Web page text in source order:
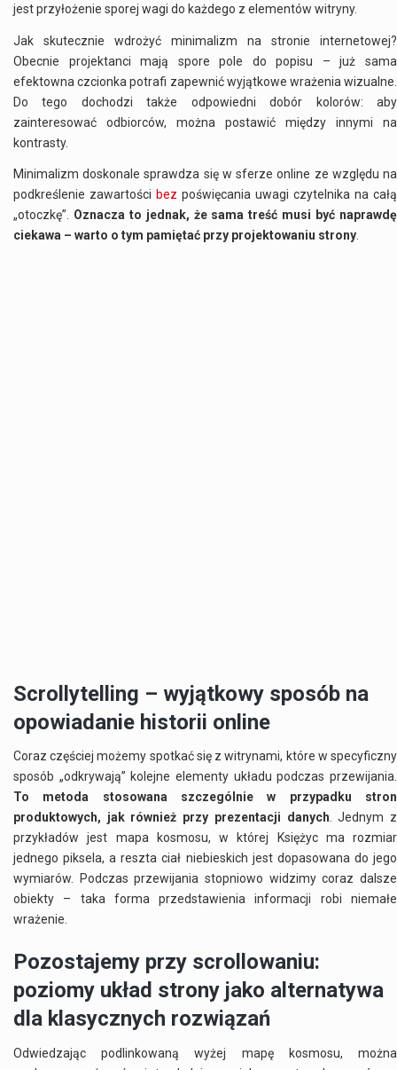
jest przyłożenie sporej wagi do każdego z elementów witryny.
Jak skutecznie wdrożyć minimalizm na stronie internetowej?
Obecnie projektanci mają spore pole do popisu – już sama
efektowna czcionka potrafi zapewnić wyjątkowe wrażenia wizualne.
Do tego dochodzi także odpowiedni dobór kolorów: aby
zainteresować odbiorców, można postawić między innymi na
kontrasty.
Minimalizm doskonale sprawdza się w sferze online ze względu na
podkreślenie zawartości bez poświęcania uwagi czytelnika na całą
„otoczkę”. Oznacza to jednak, że sama treść musi być naprawdę
ciekawa – warto o tym pamiętać przy projektowaniu strony
Scrollytelling – wyjątkowy sposób na
opowiadanie historii online
Coraz częściej możemy spotkać się z witrynami, które w specyficzny
sposób „odkrywają” kolejne elementy układu podczas przewijania.
To metoda stosowana szczególnie w przypadku stron
produktowych, jak również przy prezentacji danych. Jednym z
przykładów jest mapa kosmosu, w której Księżyc ma rozmiar
jednego piksela, a reszta ciał niebieskich jest dopasowana do jego
wymiarów. Podczas przewijania stopniowo widzimy coraz dalsze
obiekty – taka forma przedstawienia informacji robi niemałe
wrażenie.
Pozostajemy przy scrollowaniu:
poziomy układ strony jako alternatywa
dla klasycznych rozwiązań
Odwiedzając podlinkowaną wyżej mapę kosmosu, można